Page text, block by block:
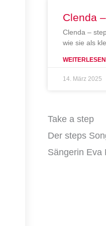
Clenda
Clenda –
wie sie als
14. März 2025
Take a step
Der steps
Sängerin Eva